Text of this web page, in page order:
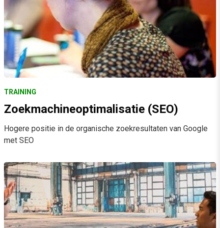
TRAINING
Zoekmachineoptimalisatie (SEO)
Hogere positie in de organische zoekresultaten van Google
met SEO